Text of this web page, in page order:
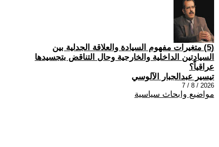
(5) متغيرات مفهوم السيادة والعلاقة الجدلية بين
السيادتين الداخلية والخارجية وحال التناقض بتجسيدها
عراقياً؟
تيسير عبدالجبار الآلوسي
2026 / 8 / 7
مواضيع وابحاث سياسية